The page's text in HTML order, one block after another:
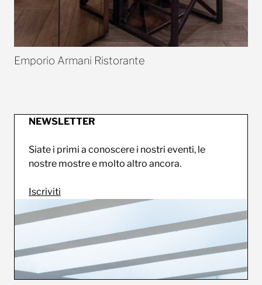
Emporio Armani Ristorante
NEWSLETTER
Siate i primi a conoscere i nostri eventi, le
nostre mostre e molto altro ancora.
Iscriviti